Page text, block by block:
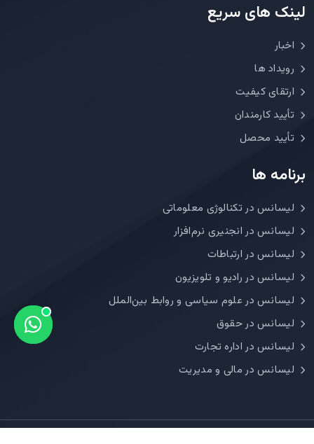
لینک های سریع
اخبار
رویداد ها
ارتقای کیفیت
تأیید کارمندان
تأیید محصل
برنامه ها
لیسانس در تکنالوژی معلوماتی
لیسانس در انجنیری نرم‌افزار
لیسانس در ارتباطات
لیسانس در رادیو و تلویزیون
لیسانس در علوم سیاسی و روابط بین‌الملل
لیسانس در حقوق
لیسانس در اداره تجارت
لیسانس در مالی و مدیریت